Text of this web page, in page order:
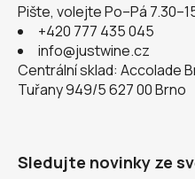
Pište, volejte Po–Pá
+420 777 435 045
info@justwine.cz
Centrální sklad: Accolade
Tuřany 949/5 627 00 Brno
Sledujte novinky ze